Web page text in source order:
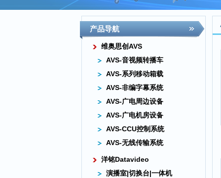
产品导航
维奥思创AVS
AVS-音视频转播车
AVS-系列移动箱载
AVS-非编字幕系统
AVS-广电周边设备
AVS-广电机房设备
AVS-CCU控制系统
AVS-无线传输系统
洋铭Datavideo
演播室|切换台|一体机